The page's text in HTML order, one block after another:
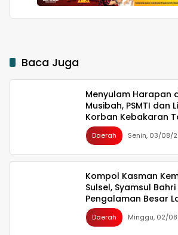
Baca Juga
Menyulam Harapan
Musibah, PSMTI dan
Korban Kebakaran
Daerah Senin, 03/08/
Kompol Kasman
Sulsel, Syamsul
Pengalaman Besar
Memimpin
Daerah Minggu, 02/